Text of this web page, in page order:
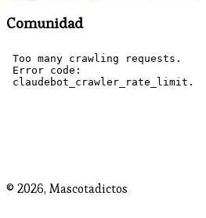
Comunidad
© 2026, Mascotadictos